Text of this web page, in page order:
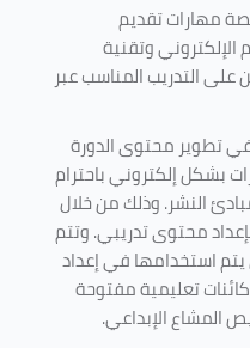
مهارات تقديم
الإلكتروني وتقنية
التدريب المناسب عبر
في تطوير محتوى الدورة
بشكل إلكتروني باحترام
النشر. وذلك من خلال
محتوى تدريبي. وتتم
يتم استخدامها في إعداد
تعليمية مفتوحة
المشاع الإبداعي.